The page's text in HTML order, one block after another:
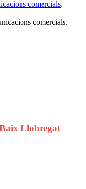
comercials.
comercials.
Llobregat